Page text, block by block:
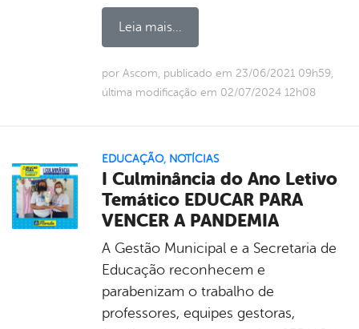
Leia mais...
por Ascom, publicado em 23/06/2021 09h59,
última modificação em 02/07/2024 12h08
EDUCAÇÃO, NOTÍCIAS
I Culminância do Ano Letivo
Temático EDUCAR PARA
VENCER A PANDEMIA
A Gestão Municipal e a Secretaria de
Educação reconhecem e
parabenizam o trabalho de
professores, equipes gestoras,